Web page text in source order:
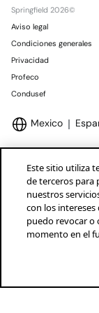
Springfield 2026©
Aviso legal
Condiciones generales
Privacidad
Profeco
Condusef
Mexico
Marcas Tendam
Este sitio utiliza
de terceros
nuestros
con los intereses
puedo revocar o
momento en el